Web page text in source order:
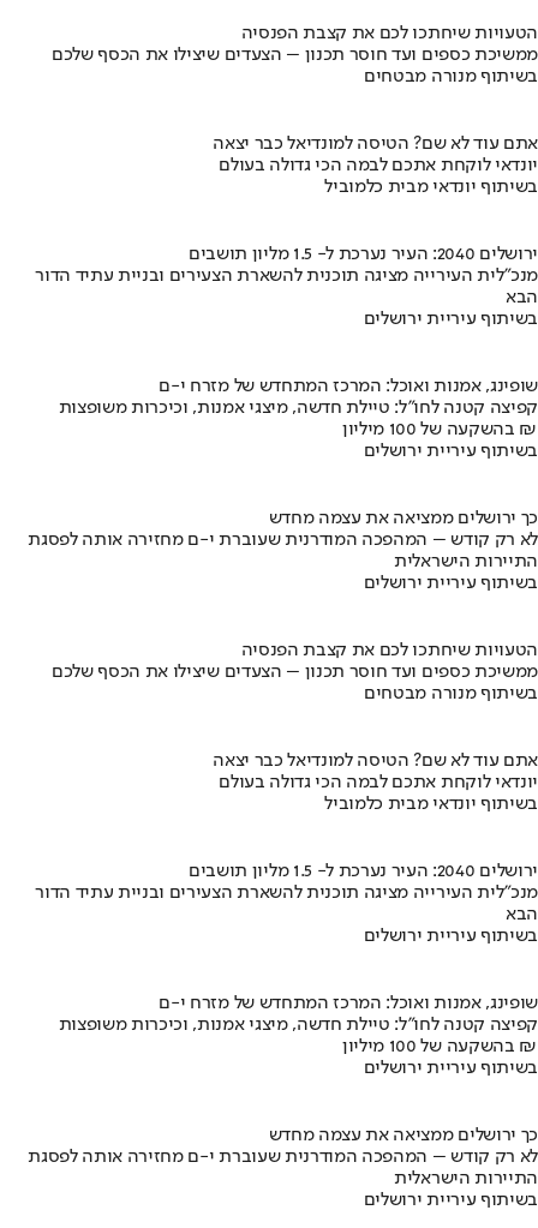
הטעויות שיחתכו לכם את קצבת הפנסיה
ממשיכת כספים ועד חוסר תכנון – הצעדים שיצילו את הכסף שלכם
בשיתוף מנורה מבטחים
אתם עוד לא שם? הטיסה למונדיאל כבר יצאה
יונדאי לוקחת אתכם לבמה הכי גדולה בעולם
בשיתוף יונדאי מבית כלמוביל
ירושלים 2040: העיר נערכת ל- 1.5 מליון תושבים
מנכ"לית העירייה מציגה תוכנית להשארת הצעירים ובניית עתיד הדור
הבא
בשיתוף עיריית ירושלים
שופינג, אמנות ואוכל: המרכז המתחדש של מזרח י-ם
קפיצה קטנה לחו"ל: טיילת חדשה, מיצגי אמנות, וכיכרות משופצות
בהשקעה של 100 מיליון ₪
בשיתוף עיריית ירושלים
כך ירושלים ממציאה את עצמה מחדש
לא רק קודש – המהפכה המודרנית שעוברת י-ם מחזירה אותה לפסגת
התיירות הישראלית
בשיתוף עיריית ירושלים
הטעויות שיחתכו לכם את קצבת הפנסיה
ממשיכת כספים ועד חוסר תכנון – הצעדים שיצילו את הכסף שלכם
בשיתוף מנורה מבטחים
אתם עוד לא שם? הטיסה למונדיאל כבר יצאה
יונדאי לוקחת אתכם לבמה הכי גדולה בעולם
בשיתוף יונדאי מבית כלמוביל
ירושלים 2040: העיר נערכת ל- 1.5 מליון תושבים
מנכ"לית העירייה מציגה תוכנית להשארת הצעירים ובניית עתיד הדור
הבא
בשיתוף עיריית ירושלים
שופינג, אמנות ואוכל: המרכז המתחדש של מזרח י-ם
קפיצה קטנה לחו"ל: טיילת חדשה, מיצגי אמנות, וכיכרות משופצות
בהשקעה של 100 מיליון ₪
בשיתוף עיריית ירושלים
כך ירושלים ממציאה את עצמה מחדש
לא רק קודש – המהפכה המודרנית שעוברת י-ם מחזירה אותה לפסגת
התיירות הישראלית
בשיתוף עיריית ירושלים